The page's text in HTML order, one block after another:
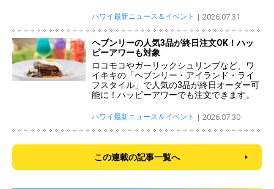
ハワイ最新ニュース＆イベント 2026.07.31
ヘブンリーの人気3品が終日注文OK！ハッ
ピーアワーも対象
ロコモコやガーリックシュリンプなど、ワ
イキキの「ヘブンリー・アイランド・ライ
フスタイル」で人気の3品が終日オーダー可
能に！ハッピーアワーでも注文できます。
ハワイ最新ニュース＆イベント 2026.07.30
この連載の記事一覧へ